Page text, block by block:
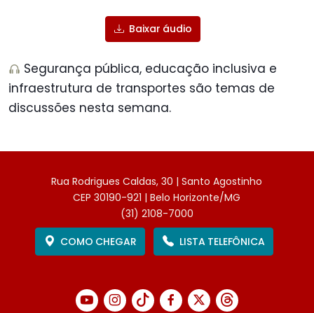
Baixar áudio
Segurança pública, educação inclusiva e
infraestrutura de transportes são temas de
discussões nesta semana.
Rua Rodrigues Caldas, 30 | Santo Agostinho
CEP 30190-921 | Belo Horizonte/MG
(31) 2108-7000
COMO CHEGAR
LISTA TELEFÔNICA